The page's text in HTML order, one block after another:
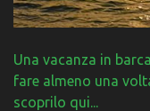
Una vacanza in
fare almeno una
scoprilo qui...